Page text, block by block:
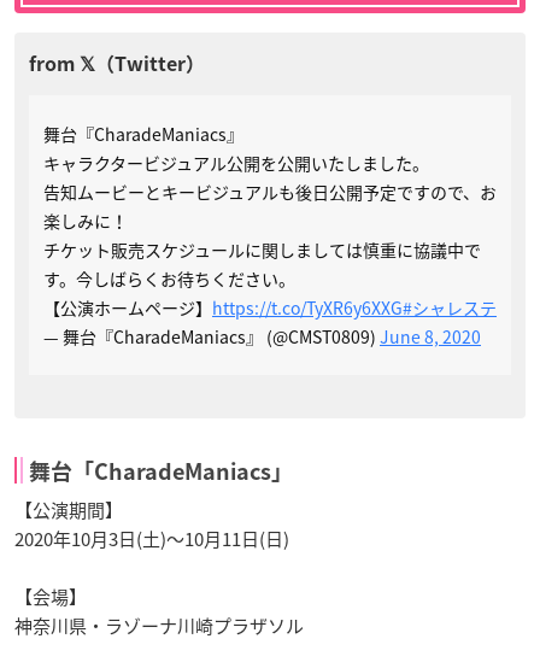
舞台『CharadeManiacs』
キャラクタービジュアル公開を公開いたしました。
告知ムービーとキービジュアルも後日公開予定ですので、お
楽しみに！
チケット販売スケジュールに関しましては慎重に協議中で
す。今しばらくお待ちください。
【公演ホームページ】 https://t.co/TyXR6y6XXG#シャレステ
— 舞台『CharadeManiacs』 (@CMST0809) June 8, 2020
舞台「CharadeManiacs」
【公演期間】
2020年10月3日(土)～10月11日(日)
【会場】
神奈川県・ラゾーナ川崎プラザソル